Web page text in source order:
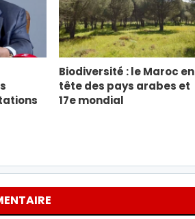
Biodiversité : le Maroc en
tête des pays arabes et
17e mondial